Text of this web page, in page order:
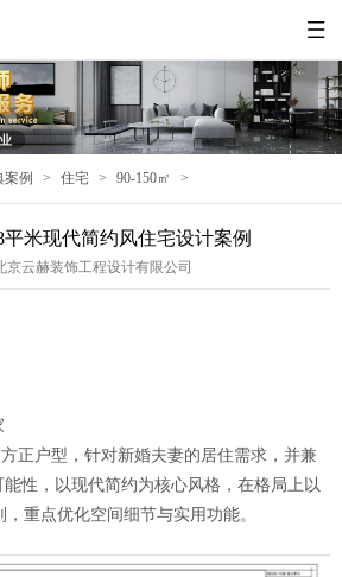
案例 > 住宅 > 90-150㎡ >
平米现代简约风住宅设计案例
京云赫装饰工程设计有限公司
正户型，针对新婚夫妻的居住需求，并兼
性，以现代简约为核心风格，在格局上以
重点优化空间细节与实用功能。